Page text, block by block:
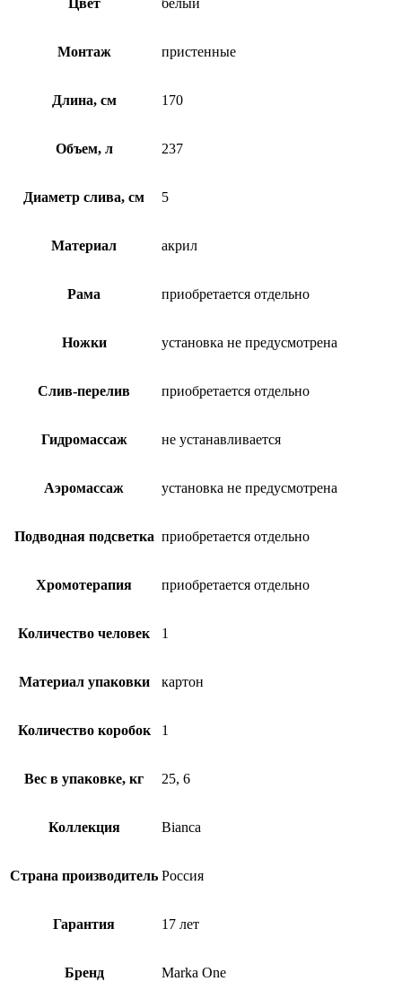
Цвет белый
Монтаж пристенные
Длина, см 170
Объем, л 237
Диаметр слива, см 5
Материал акрил
Рама приобретается отдельно
Ножки установка не предусмотрена
Слив-перелив приобретается отдельно
Гидромассаж не устанавливается
Аэромассаж установка не предусмотрена
Подводная подсветка приобретается отдельно
Хромотерапия приобретается отдельно
Количество человек 1
Материал упаковки картон
Количество коробок 1
Вес в упаковке, кг 25, 6
Коллекция Bianca
Страна производитель Россия
Гарантия 17 лет
Бренд Marka One